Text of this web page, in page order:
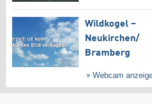
Wildkogel –
Neukirchen/​
Bramberg
Webcam